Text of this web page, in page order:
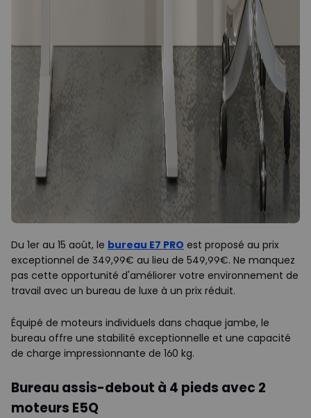
Du 1er au 15 août, le bureau E7 PRO est proposé au prix
exceptionnel de 349,99€ au lieu de 549,99€. Ne manquez
pas cette opportunité d'améliorer votre environnement de
travail avec un bureau de luxe à un prix réduit.
Équipé de moteurs individuels dans chaque jambe, le
bureau offre une stabilité exceptionnelle et une capacité
de charge impressionnante de 160 kg.
Bureau assis-debout à 4 pieds avec 2
moteurs E5Q